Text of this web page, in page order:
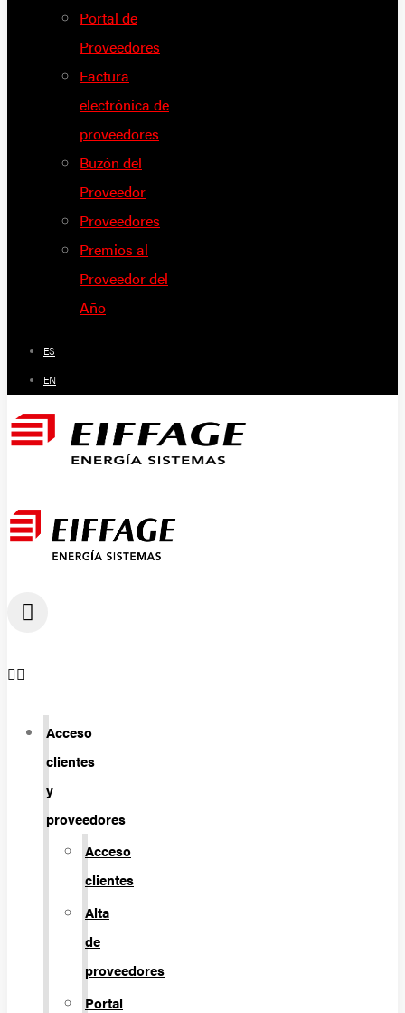
Portal de
Proveedores
Factura
electrónica de
proveedores
Buzón del
Proveedor
Proveedores
Premios al
Proveedor del
Año
ES
EN
Acceso
clientes
y
proveedores
Acceso
clientes
Alta
de
proveedores
Portal